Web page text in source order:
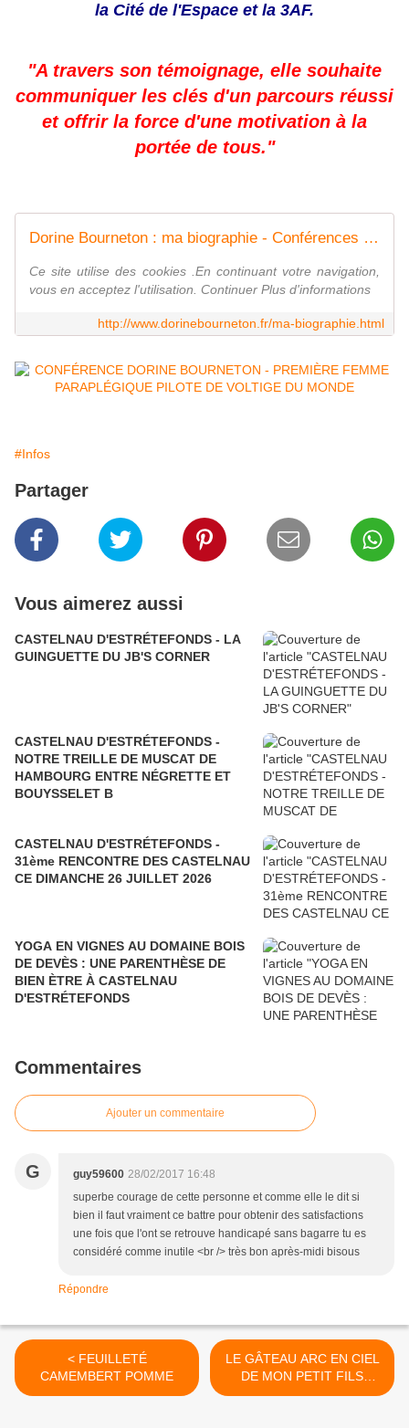
la Cité de l'Espace et la 3AF.
"A travers son témoignage, elle souhaite
communiquer les clés d'un parcours réussi
et offrir la force d'une motivation à la
portée de tous."
Dorine Bourneton : ma biographie - Conférences handicap - Handivoltige
Ce site utilise des cookies .En continuant votre navigation,
vous en acceptez l'utilisation. Continuer Plus d'informations
http://www.dorinebourneton.fr/ma-biographie.html
#Infos
Partager
Vous aimerez aussi
CASTELNAU D'ESTRÉTEFONDS - LA
GUINGUETTE DU JB'S CORNER
CASTELNAU D'ESTRÉTEFONDS -
NOTRE TREILLE DE MUSCAT DE
HAMBOURG ENTRE NÉGRETTE ET
BOUYSSELET B
CASTELNAU D'ESTRÉTEFONDS -
31ème RENCONTRE DES CASTELNAU
CE DIMANCHE 26 JUILLET 2026
YOGA EN VIGNES AU DOMAINE BOIS
DE DEVÈS : UNE PARENTHÈSE DE
BIEN ÈTRE À CASTELNAU
D'ESTRÉTEFONDS
Commentaires
Ajouter un commentaire
G guy59600 28/02/2017 16:48
superbe courage de cette personne et comme elle le dit si
bien il faut vraiment ce battre pour obtenir des satisfactions
une fois que l'ont se retrouve handicapé sans bagarre tu es
considéré comme inutile <br /> très bon après-midi bisous
Répondre
< FEUILLETÉ
CAMEMBERT POMME
LE GÂTEAU ARC EN CIEL
DE MON PETIT FILS
LAURENT >